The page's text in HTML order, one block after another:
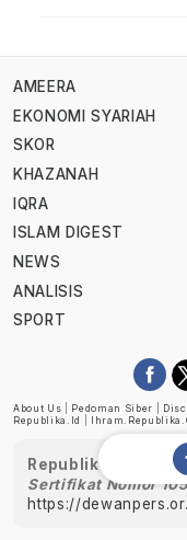
AMEERA
EKONOMI SYARIAH
SKOR
KHAZANAH
IQRA
ISLAM DIGEST
NEWS
ANALISIS
SPORT
About Us Pedoman Siber
Republika.id
Republika telah
Sertifikat Nomor
https://